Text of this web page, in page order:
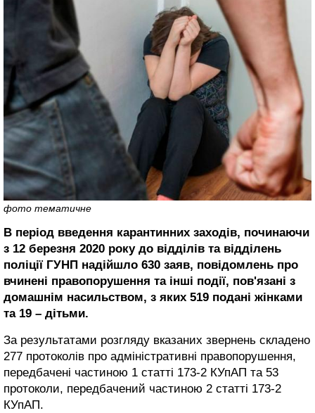
фото тематичне
В період введення карантинних заходів, починаючи
з 12 березня 2020 року до відділів та відділень
поліції ГУНП надійшло 630 заяв, повідомлень про
вчинені правопорушення та інші події, пов'язані з
домашнім насильством, з яких 519 подані жінками
та 19 – дітьми.
За результатами розгляду вказаних звернень складено
277 протоколів про адміністративні правопорушення,
передбачені частиною 1 статті 173-2 КУпАП та 53
протоколи, передбачений частиною 2 статті 173-2
КУпАП.